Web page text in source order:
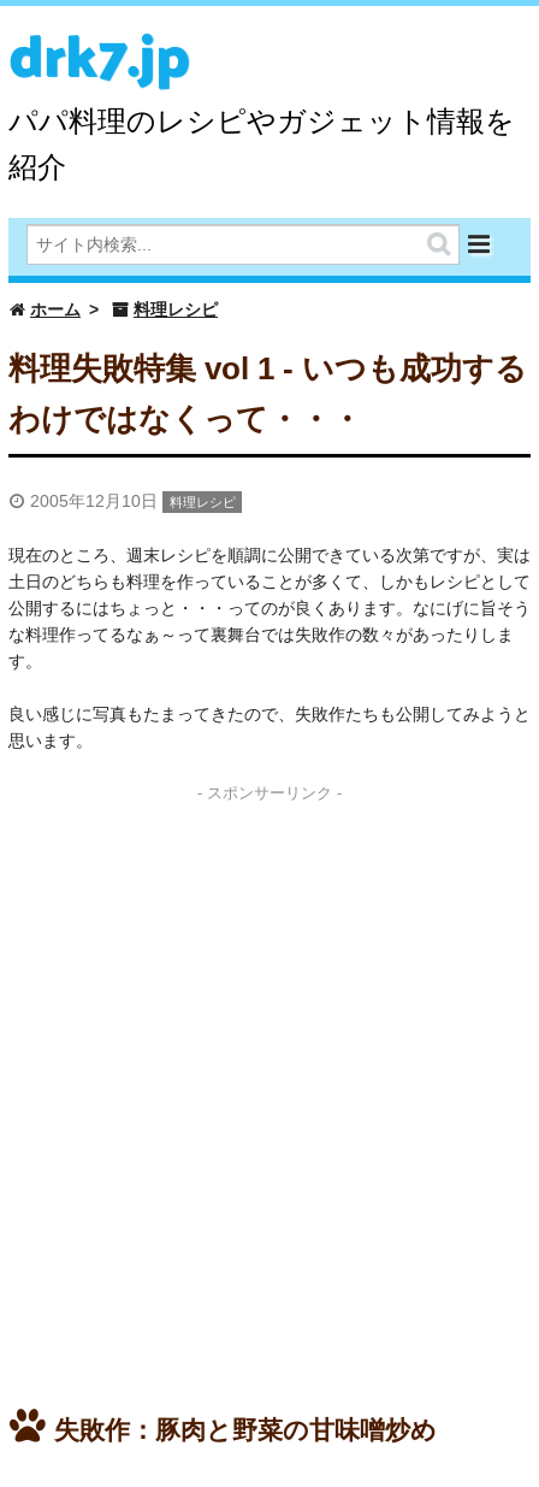
drk7.jp
パパ料理のレシピやガジェット情報を
紹介
ホーム 料理レシピ
料理失敗特集 vol 1 - いつも成功する
わけではなくって・・・
2005年12月10日 料理レシピ
現在のところ、週末レシピを順調に公開できている次第ですが、実は
土日のどちらも料理を作っていることが多くて、しかもレシピとして
公開するにはちょっと・・・ってのが良くあります。なにげに旨そう
な料理作ってるなぁ～って裏舞台では失敗作の数々があったりしま
す。
良い感じに写真もたまってきたので、失敗作たちも公開してみようと
思います。
- スポンサーリンク -
失敗作：豚肉と野菜の甘味噌炒め